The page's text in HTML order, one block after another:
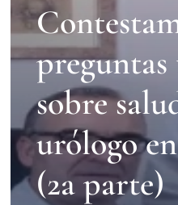
Blog
Testimonios
Contacto
sobre
urólogo
(2a parte)